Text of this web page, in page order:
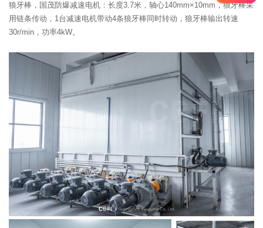
狼牙棒，国茂防爆减速电机：长度3.7米，轴心140mm×10mm，狼牙棒采
用链条传动，1台减速电机带动4条狼牙棒同时转动，狼牙棒输出转速
30r/min，功率4kW。